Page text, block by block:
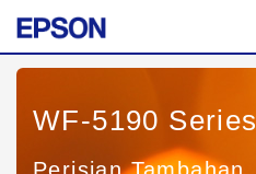
WF-5190 Series